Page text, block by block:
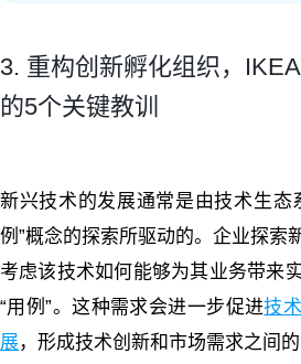
3. 重构创新孵化组织，
的5个关键教训
新兴技术的发展通常是由技术生态
例”概念的探索所驱动的。企业探索
考虑该技术如何能够为其业务带来
“用例”。这种需求会进一步促进技
展，形成技术创新和市场需求之间的